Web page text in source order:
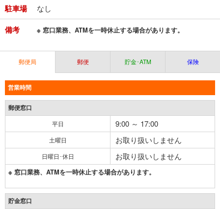
駐車場 なし
備考 ※ 窓口業務、ATMを一時休止する場合があります。
郵便局 郵便 貯金･ATM 保険
営業時間
郵便窓口
平日 9:00 ～ 17:00
土曜日 お取り扱いしません
日曜日･休日 お取り扱いしません
※ 窓口業務、ATMを一時休止する場合があります。
貯金窓口